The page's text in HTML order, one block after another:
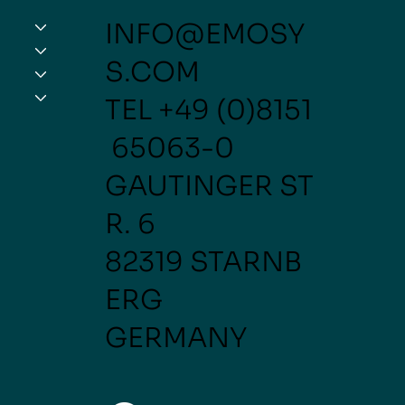
INFO@EMOSY
S.COM
TEL +49 (0)8151
65063-0
GAUTINGER ST
R. 6
82319 STARNB
ERG
GERMANY